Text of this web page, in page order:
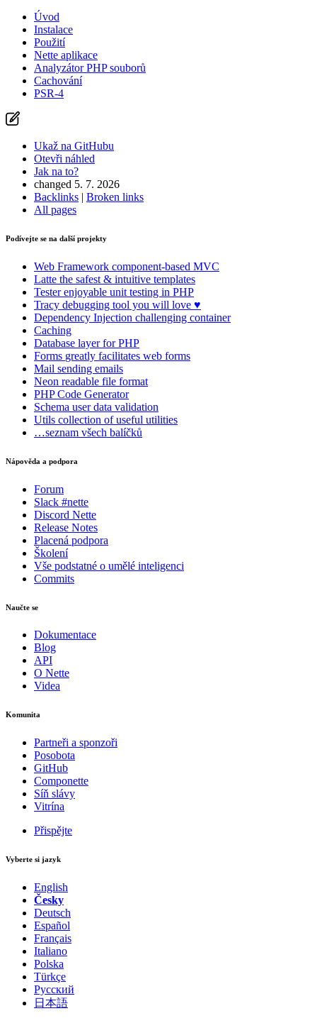
Úvod
Instalace
Použití
Nette aplikace
Analyzátor PHP souborů
Cachování
PSR-4
Ukaž na GitHubu
Otevři náhled
Jak na to?
changed 5. 7. 2026
Backlinks | Broken links
All pages
Podívejte se na další projekty
Web Framework component-based MVC
Latte the safest & intuitive templates
Testerenjoyable unit testing in PHP
Tracy debugging tool you will love ♥
Dependency Injection challenging container
Caching
Database layer for PHP
Forms greatly facilitates web forms
Mail sending emails
Neon readable file format
PHP Code Generator
Schema user data validation
Utils collection of useful utilities
…seznam všech balíčků
Nápověda a podpora
Forum
Slack #nette
Discord Nette
Release Notes
Placená podpora
Školení
Vše podstatné o umělé inteligenci
Commits
Naučte se
Dokumentace
Blog
API
O Nette
Videa
Komunita
Partneři a sponzoři
Posobota
GitHub
Componette
Síň slávy
Vitrína
Přispějte
Vyberte si jazyk
English
Česky
Deutsch
Español
Français
Italiano
Polska
Türkçe
Русский
日本語